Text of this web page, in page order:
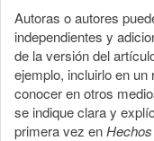
Autoras o autores
independientes y
de la versión del
ejemplo, incluirlo en
conocer en otros
se indique clara y
primera vez en